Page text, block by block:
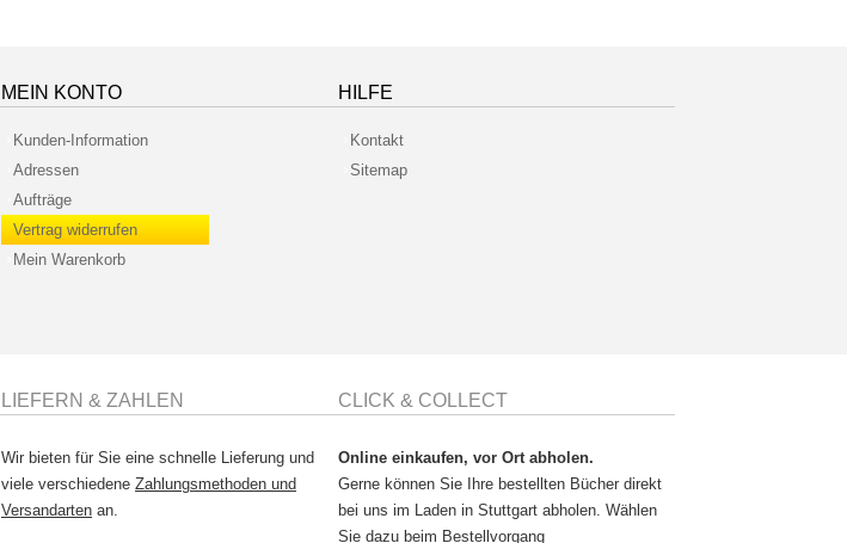
MEIN KONTO
Kunden-Information
Adressen
Aufträge
Vertrag widerrufen
Mein Warenkorb
HILFE
Kontakt
Sitemap
LIEFERN & ZAHLEN
Wir bieten für Sie eine schnelle Lieferung und
viele verschiedene Zahlungsmethoden und
Versandarten an.
CLICK & COLLECT
Online einkaufen, vor Ort abholen.
Gerne können Sie Ihre bestellten Bücher direkt
bei uns im Laden in Stuttgart abholen. Wählen
Sie dazu beim Bestellvorgang